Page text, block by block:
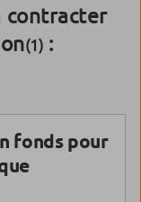
contracter
(1) :
fonds pour